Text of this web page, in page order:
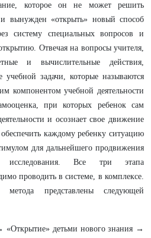
которое он не может решить
вынужден «открыть» новый способ
систему специальных вопросов и
Отвечая на вопросы учителя,
и вычислительные действия,
учебной задачи, которые называются
компонентом учебной деятельности
при которых ребенок сам
и осознает свое движение
каждому ребенку ситуацию
для дальнейшего продвижения
Все три этапа
проводить в системе, в комплексе.
представлены следующей
«Открытие» детьми нового знания →